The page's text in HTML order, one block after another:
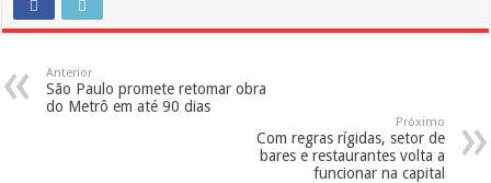
Anterior
São Paulo promete retomar obra
do Metrô em até 90 dias
Próximo
Com regras rígidas, setor de
bares e restaurantes volta a
funcionar na capital